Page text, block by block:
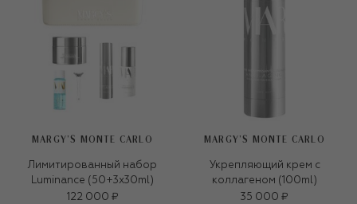
MARGY’S MONTE CARLO
Лимитированный набор
Luminance (50+3x30ml)
122 000 ₽
MARGY’S MONTE CARLO
Укрепляющий крем с
коллагеном (100ml)
35 000 ₽